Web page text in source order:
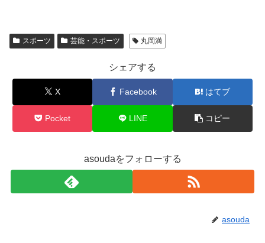
スポーツ 芸能・スポーツ 丸岡満
シェアする
X Facebook はてブ
Pocket LINE コピー
asoudaをフォローする
asouda